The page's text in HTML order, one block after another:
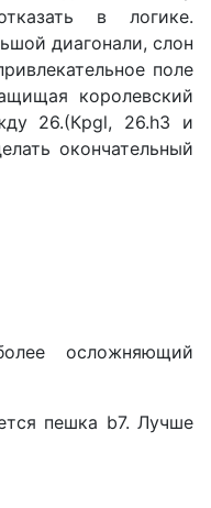
в логике.
диагонали, слон
поле
королевский
26.(Крgl, 26.h3 и
окончательный
осложняющий
пешка b7. Лучше